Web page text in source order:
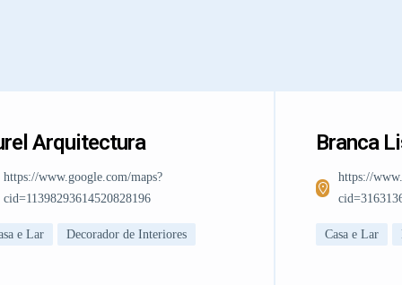
Arquitectura
https://www.google.com/maps?
cid=11398293614520828196
e Lar Decorador de Interiores
Branca
https://
Casa e Lar